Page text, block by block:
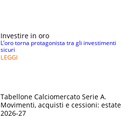
Investire in oro
L’oro torna protagonista tra gli investimenti
sicuri
LEGGI
Tabellone Calciomercato Serie A.
Movimenti, acquisti e cessioni: estate
2026-27